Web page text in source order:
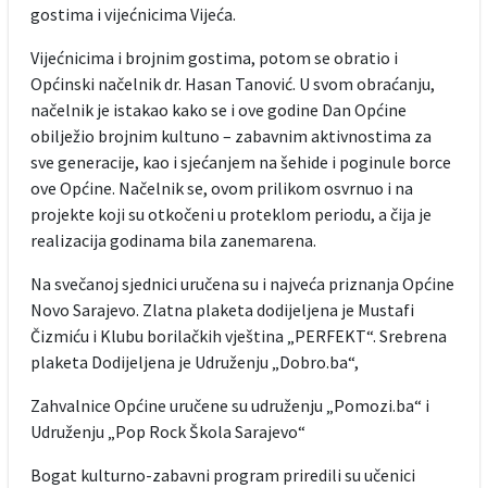
gostima i vijećnicima Vijeća.
Vijećnicima i brojnim gostima, potom se obratio i
Općinski načelnik dr. Hasan Tanović. U svom obraćanju,
načelnik je istakao kako se i ove godine Dan Općine
obilježio brojnim kultuno – zabavnim aktivnostima za
sve generacije, kao i sjećanjem na šehide i poginule borce
ove Općine. Načelnik se, ovom prilikom osvrnuo i na
projekte koji su otkočeni u proteklom periodu, a čija je
realizacija godinama bila zanemarena.
Na svečanoj sjednici uručena su i najveća priznanja Općine
Novo Sarajevo. Zlatna plaketa dodijeljena je Mustafi
Čizmiću i Klubu borilačkih vještina „PERFEKT“. Srebrena
plaketa Dodijeljena je Udruženju „Dobro.ba“,
Zahvalnice Općine uručene su udruženju „Pomozi.ba“ i
Udruženju „Pop Rock Škola Sarajevo“
Bogat kulturno-zabavni program priredili su učenici